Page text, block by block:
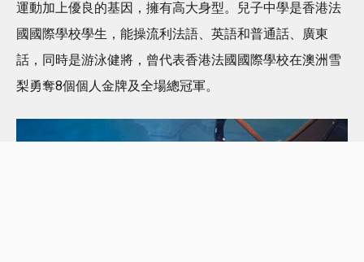
運動加上優良的基因，擁有高大身型。兒子中學是香港法
國國際學校學生，能操流利法語、英語和普通話、廣東
話，同時是游泳健將，曾代表香港法國國際學校在澳洲雪
梨勇奪8個個人金牌及全場總冠軍。